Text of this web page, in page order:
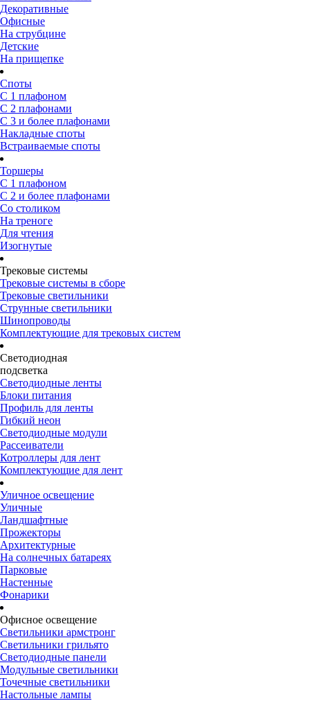
Декоративные
Офисные
На струбцине
Детские
На прищепке
Споты
С 1 плафоном
С 2 плафонами
С 3 и более плафонами
Накладные споты
Встраиваемые споты
Торшеры
С 1 плафоном
С 2 и более плафонами
Со столиком
На треноге
Для чтения
Изогнутые
Трековые системы
Трековые системы в сборе
Трековые светильники
Струнные светильники
Шинопроводы
Комплектующие для трековых систем
Светодиодная
подсветка
Светодиодные ленты
Блоки питания
Профиль для ленты
Гибкий неон
Светодиодные модули
Рассеиватели
Котроллеры для лент
Комплектующие для лент
Уличное освещение
Уличные
Ландшафтные
Прожекторы
Архитектурные
На солнечных батареях
Парковые
Настенные
Фонарики
Офисное освещение
Светильники армстронг
Светильники грильято
Светодиодные панели
Модульные светильники
Точечные светильники
Настольные лампы